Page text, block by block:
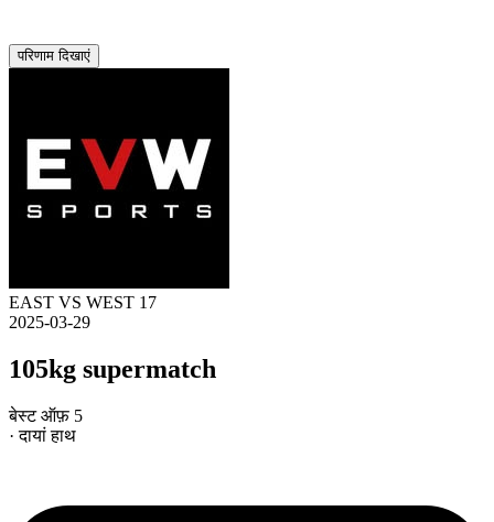
परिणाम दिखाएं
EAST VS WEST 17
2025-03-29
105kg supermatch
बेस्ट ऑफ़ 5
· दायां हाथ